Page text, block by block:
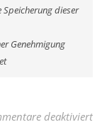
Speicherung dieser
Genehmigung
deaktiviert